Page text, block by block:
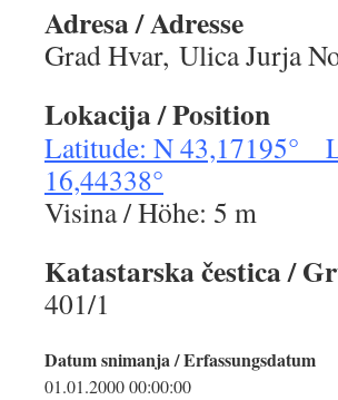
Adresa / Adresse
Grad Hvar, Ulica Jurja
Lokacija/ Position
Latitude: N 43,17195°
16,44338°
Visina / Höhe: 5 m
Katastarska čestica/
401/1
Datum snimanja / Erfassungsdatum
01.01.2000 00:00:00